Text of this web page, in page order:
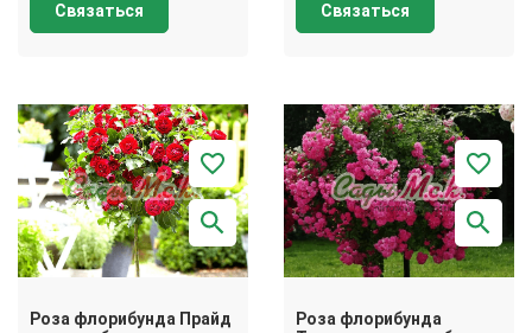
Связаться Связаться
Роза флорибунда Прайд
Роза флорибунда